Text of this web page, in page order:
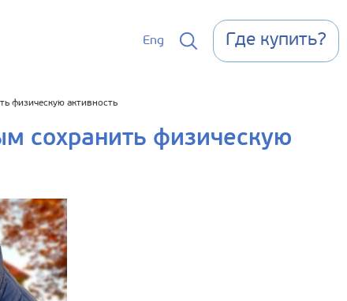
Eng Где купить?
физическую активность
сохранить физическую